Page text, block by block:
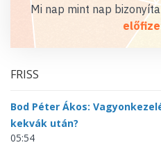
Mi nap mint nap
FRISS
Bod Péter Ákos:
kekvák után?
05:54